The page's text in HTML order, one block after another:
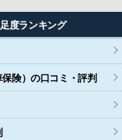
度ランキング
険）の口コミ・評判